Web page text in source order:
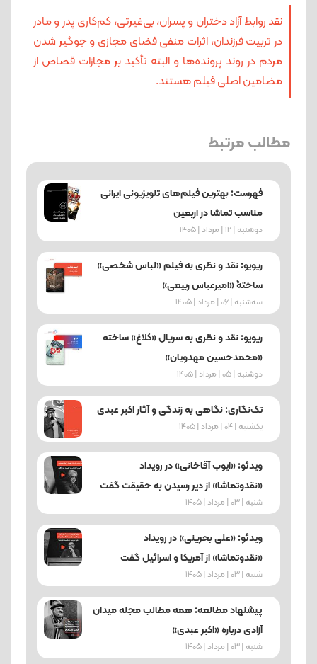
نقد روابط آزاد دختران و پسران، بی‌غیرتی، کم‌کاری پدر و مادر
در تربیت فرزندان، اثرات منفی فضای مجازی و جوگیر شدن
مردم در روند پرونده‌ها و البته تأکید بر مجازات قصاص از
مضامین اصلی فیلم هستند.
مطالب مرتبط
فهرست: بهترین فیلم‌های تلویزیونی ایرانی
مناسب تماشا در اربعین
دوشنبه | 12 | مرداد | 1405
ریویو: نقد و نظری به فیلم «لباس شخصی»
ساختۀ «امیرعباس ربیعی»
ﺳﻪشنبه | 06 | مرداد | 1405
ریویو: نقد و نظری به سریال «کلاغ» ساخته
«محمدحسین مهدویان»
دوشنبه | 05 | مرداد | 1405
تک‌نگاری: نگاهی به زندگی و آثار اکبر عبدی
یکشنبه | 04 | مرداد | 1405
ویدئو: «ایوب آقاخانی» در رویداد
«نقدوتماشا» از دیر رسیدن به حقیقت گفت
شنبه | 03 | مرداد | 1405
ویدئو: «علی بحرینی» در رویداد
«نقدوتماشا» از آمریکا و اسرائیل گفت
شنبه | 03 | مرداد | 1405
پیشنهاد مطالعه: همه مطالب مجله میدان
آزادی درباره «اکبر عبدی»
شنبه | 03 | مرداد | 1405